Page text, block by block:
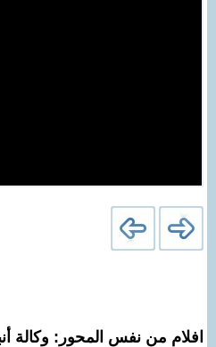
افلام من نفس المحور: وكالة